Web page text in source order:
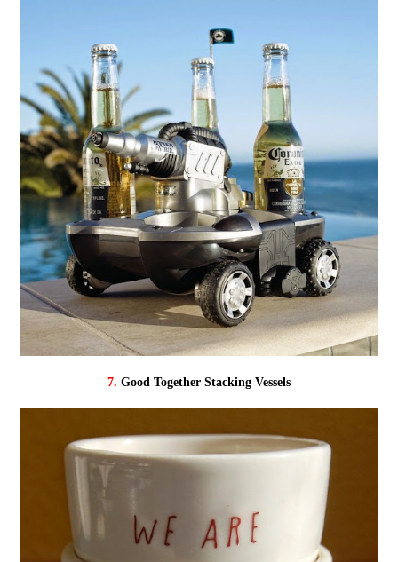
7. Good Together Stacking Vessels